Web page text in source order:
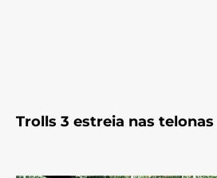
Trolls 3 estreia nas